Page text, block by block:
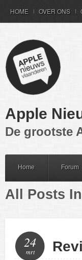
HOME OVER ONS
Apple
De grootste
Home Forum
All Posts
24
mrt